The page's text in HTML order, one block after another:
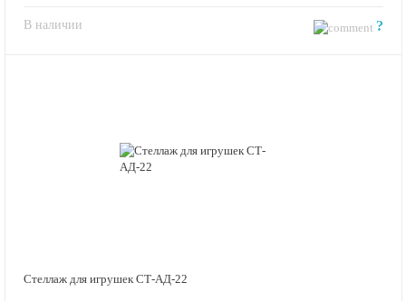
В наличии ?
Стеллаж для игрушек СТ-АД-22